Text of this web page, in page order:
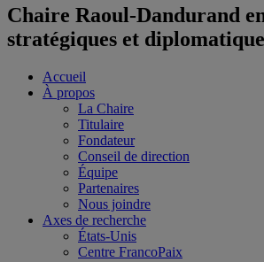
Chaire Raoul-Dandurand
stratégiques et
Accueil
À propos
La Chaire
Titulaire
Fondateur
Conseil de direction
Équipe
Partenaires
Nous joindre
Axes de recherche
États-Unis
Centre FrancoPaix